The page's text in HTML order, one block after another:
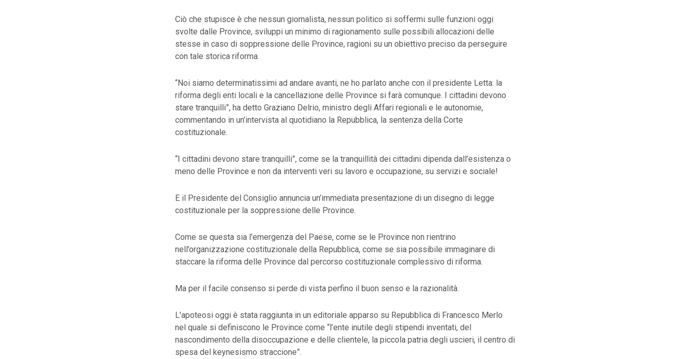
Ciò che stupisce è che nessun giornalista, nessun politico si soffermi sulle funzioni oggi
svolte dalle Province, sviluppi un minimo di ragionamento sulle possibili allocazioni delle
stesse in caso di soppressione delle Province, ragioni su un obiettivo preciso da perseguire
con tale storica riforma.
“Noi siamo determinatissimi ad andare avanti, ne ho parlato anche con il presidente Letta: la
riforma degli enti locali e la cancellazione delle Province si farà comunque. I cittadini devono
stare tranquilli”, ha detto Graziano Delrio, ministro degli Affari regionali e le autonomie,
commentando in un’intervista al quotidiano la Repubblica, la sentenza della Corte
costituzionale.
“I cittadini devono stare tranquilli”, come se la tranquillità dei cittadini dipenda dall’esistenza o
meno delle Province e non da interventi veri su lavoro e occupazione, su servizi e sociale!
E il Presidente del Consiglio annuncia un’immediata presentazione di un disegno di legge
costituzionale per la soppressione delle Province.
Come se questa sia l’emergenza del Paese, come se le Province non rientrino
nell’organizzazione costituzionale della Repubblica, come se sia possibile immaginare di
staccare la riforma delle Province dal percorso costituzionale complessivo di riforma.
Ma per il facile consenso si perde di vista perfino il buon senso e la razionalità.
L’apoteosi oggi è stata raggiunta in un editoriale apparso su Repubblica di Francesco Merlo
nel quale si definiscono le Province come “l’ente inutile degli stipendi inventati, del
nascondimento della disoccupazione e delle clientele, la piccola patria degli uscieri, il centro di
spesa del keynesismo straccione”.